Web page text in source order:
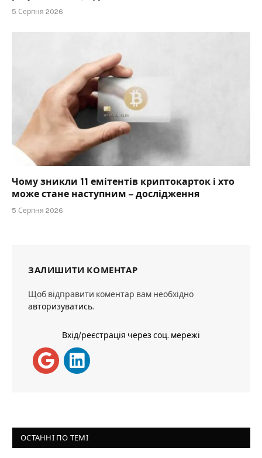
5 Серпня 2026
Чому зникли 11 емітентів криптокарток і хто
може стане наступним – дослідження
5 Серпня 2026
ЗАЛИШИТИ КОМЕНТАР
Щоб відправити коментар вам необхідно
авторизуватись.
Вхід/реєстрація через соц. мережі
ОСТАННІ ПО ТЕМІ